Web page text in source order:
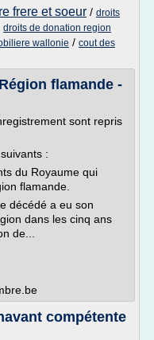
frere et soeur / droits
droits de donation region
wallonie / cout des
flamande -
sont repris
:
du Royaume qui
flamande.
décédé a eu son
dans les cinq ans
de...
compétente